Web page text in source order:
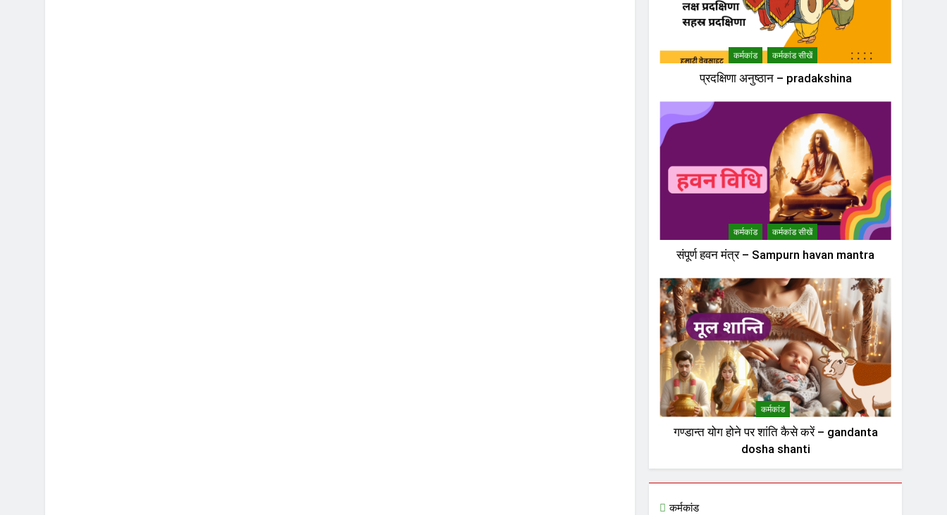
कर्मकांड कर्मकांड सीखें
प्रदक्षिणा अनुष्ठान – pradakshina
कर्मकांड कर्मकांड सीखें
संपूर्ण हवन मंत्र – Sampurn havan mantra
कर्मकांड
गण्डान्त योग होने पर शांति कैसे करें – gandanta
dosha shanti
कर्मकांड